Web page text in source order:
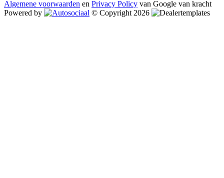
Algemene voorwaarden en Privacy Policy van Google van kracht
Powered by
© Copyright 2026